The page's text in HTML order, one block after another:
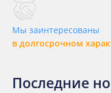
Мы заинтересованы
в долгосрочном
Последние